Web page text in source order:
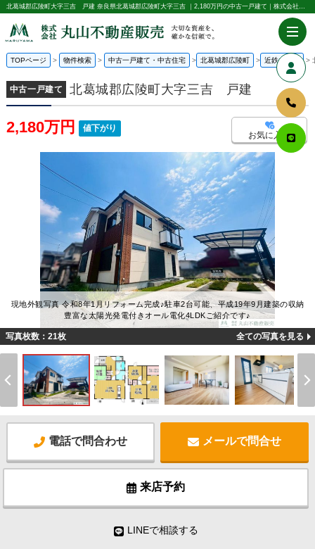
北葛城郡広陵町大字三吉 戸建 奈良県北葛城郡広陵町大字三吉 ｜2,180万円の中古一戸建て｜株式会社丸山不動産販売
TOPページ 物件検索 中古一戸建て・中古住宅 北葛城郡広陵町 近鉄大阪線
中古一戸建て 北葛城郡広陵町大字三吉 戸建
2,180万円 値下がり
お気に入り
現地外観写真 令和8年1月リフォーム完成♪駐車2台可能、平成19年9月建築の収納
豊富な太陽光発電付きオール電化4LDKご紹介です♪
写真枚数：21枚 全ての写真を見る
電話で問合わせ メールで問合せ
来店予約
LINEで相談する